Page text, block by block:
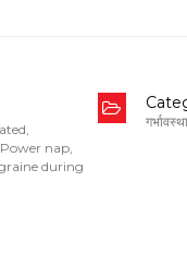
,
Power nap,
during